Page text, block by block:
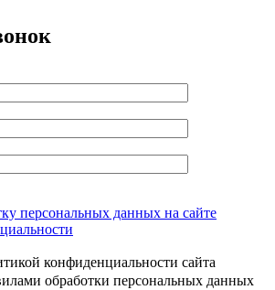
персональных данных на сайте
конфиденциальности сайта
обработки персональных данных